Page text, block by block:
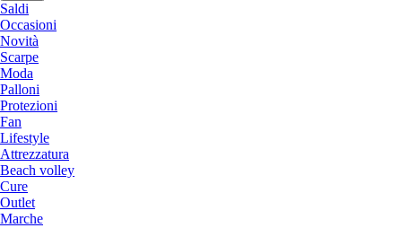
Saldi
Occasioni
Novità
Scarpe
Moda
Palloni
Protezioni
Fan
Lifestyle
Attrezzatura
Beach volley
Cure
Outlet
Marche